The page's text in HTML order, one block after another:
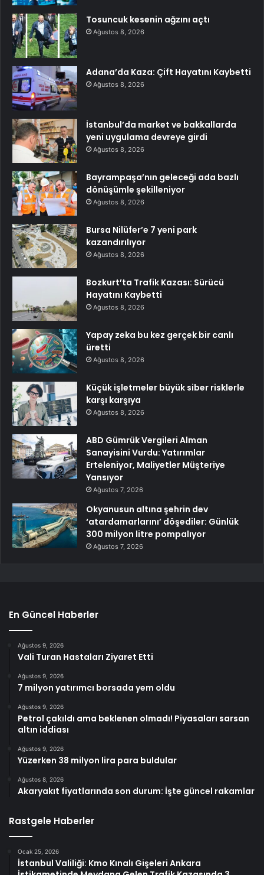
Tosuncuk kesenin ağzını açtı
Ağustos 8, 2026
Adana’da Kaza: Çift Hayatını Kaybetti
Ağustos 8, 2026
İstanbul’da market ve bakkallarda
yeni uygulama devreye girdi
Ağustos 8, 2026
Bayrampaşa’nın geleceği ada bazlı
dönüşümle şekilleniyor
Ağustos 8, 2026
Bursa Nilüfer’e 7 yeni park
kazandırılıyor
Ağustos 8, 2026
Bozkurt’ta Trafik Kazası: Sürücü
Hayatını Kaybetti
Ağustos 8, 2026
Yapay zeka bu kez gerçek bir canlı
üretti
Ağustos 8, 2026
Küçük işletmeler büyük siber risklerle
karşı karşıya
Ağustos 8, 2026
ABD Gümrük Vergileri Alman
Sanayisini Vurdu: Yatırımlar
Erteleniyor, Maliyetler Müşteriye
Yansıyor
Ağustos 7, 2026
Okyanusun altına şehrin dev
‘atardamarlarını’ döşediler: Günlük
300 milyon litre pompalıyor
Ağustos 7, 2026
En Güncel Haberler
Ağustos 9, 2026
Vali Turan Hastaları Ziyaret Etti
Ağustos 9, 2026
7 milyon yatırımcı borsada yem oldu
Ağustos 9, 2026
Petrol çakıldı ama beklenen olmadı! Piyasaları sarsan
altın iddiası
Ağustos 9, 2026
Yüzerken 38 milyon lira para buldular
Ağustos 8, 2026
Akaryakıt fiyatlarında son durum: İşte güncel rakamlar
Rastgele Haberler
Ocak 25, 2026
İstanbul Valiliği: Kmo Kınalı Gişeleri Ankara